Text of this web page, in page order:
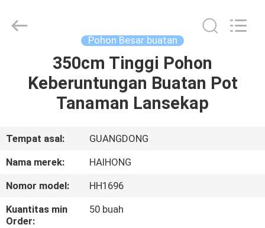
RUMAH
PRODUK
VIDEO
KAMI
Crafts
Factory.
Pohon Besar buatan
350cm Tinggi Pohon
Keberuntungan Buatan Pot
Tanaman Lansekap
Tempat asal:
GUANGDONG
Nama merek:
HAIHONG
Nomor model:
HH1696
Kuantitas min
Order:
50 buah